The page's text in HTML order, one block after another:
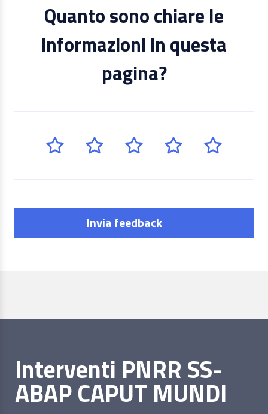
Quanto sono chiare le
informazioni in questa
pagina?
Invia feedback
Interventi PNRR SS-
ABAP CAPUT MUNDI